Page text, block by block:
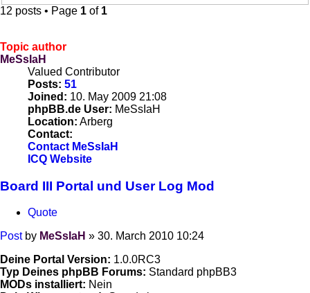
12 posts • Page 1 of 1
Topic author
MeSsIaH
Valued Contributor
Posts: 51
Joined: 10. May 2009 21:08
phpBB.de User: MeSsIaH
Location: Arberg
Contact:
Contact MeSsIaH
ICQ Website
Board III Portal und User Log Mod
Quote
Post by MeSsIaH » 30. March 2010 10:24
Deine Portal Version: 1.0.0RC3
Typ Deines phpBB Forums: Standard phpBB3
MODs installiert: Nein